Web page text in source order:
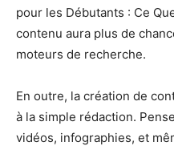
pour les Débutants : Ce
contenu aura plus de
moteurs de recherche.
En outre, la création de
à la simple rédaction.
vidéos, infographies, et